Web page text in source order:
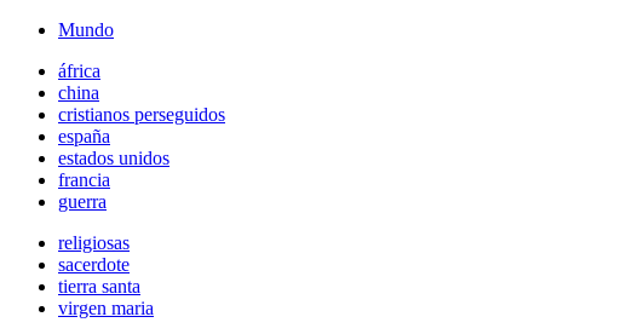
Mundo
áfrica
china
cristianos perseguidos
españa
estados unidos
francia
guerra
religiosas
sacerdote
tierra santa
virgen maria